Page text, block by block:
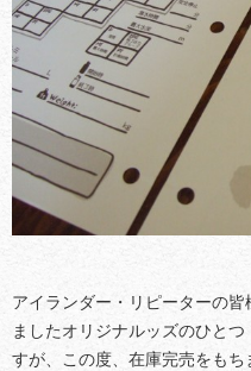
アイランダー・リピーターの
ましたオリジナルッズのひと
すが、この度、在庫完売をも